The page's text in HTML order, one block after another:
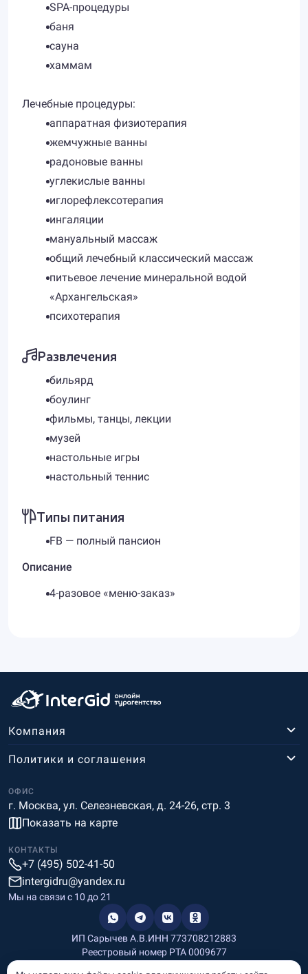
SPA-процедуры
баня
сауна
хаммам
Лечебные процедуры:
аппаратная физиотерапия
жемчужные ванны
радоновые ванны
углекислые ванны
иглорефлексотерапия
ингаляции
мануальный массаж
общий лечебный классический массаж
питьевое лечение минеральной водой
«Архангельская»
психотерапия
Развлечения
бильярд
боулинг
фильмы, танцы, лекции
музей
настольные игры
настольный теннис
Типы питания
FB — полный пансион
Описание
4-разовое «меню-заказ»
Компания
ОФИС
г. Москва, ул. Селезневская, д. 24-26, стр. 3
Показать на карте
Политики и соглашения
КОНТАКТЫ
+7 (495) 502-41-50
intergidru@yandex.ru
Мы на связи c 10 до 21
ИП Сарычев А.В.ИНН 773708212883
Реестровый номер РТА 0009677